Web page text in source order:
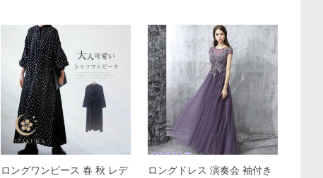
ロングワンピース 春 秋 レデ
ロングドレス 演奏会 袖付き